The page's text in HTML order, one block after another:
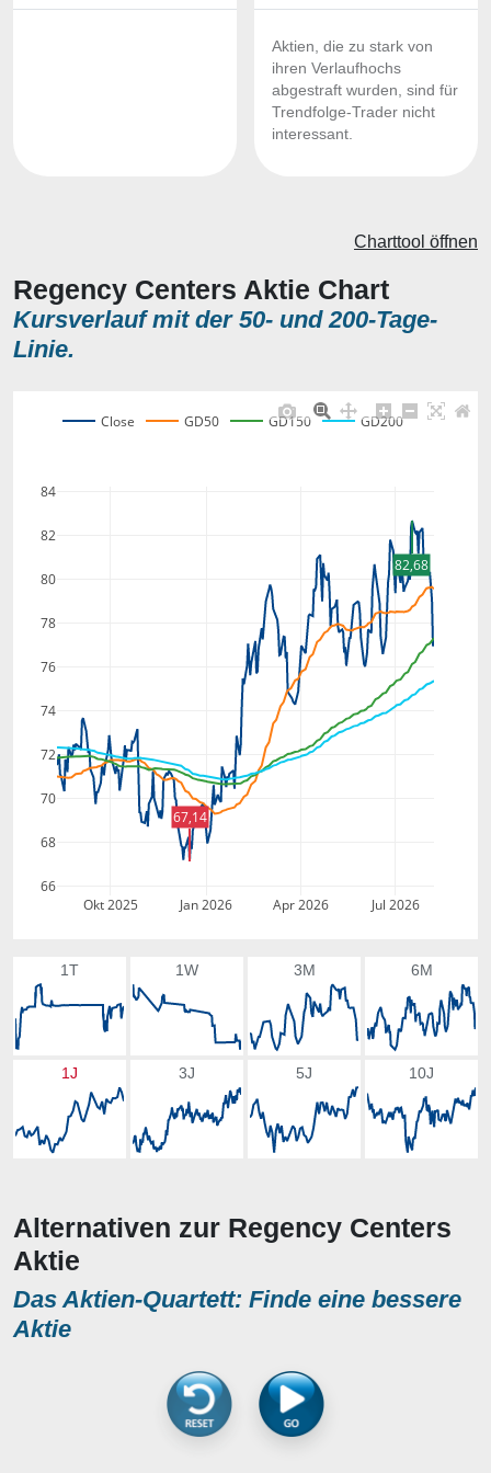
Aktien, die zu stark von
ihren Verlaufhochs
abgestraft wurden, sind für
Trendfolge-Trader nicht
interessant.
Regency Centers Aktie Chart
Kursverlauf mit der 50- und 200-Tage-
Linie.
Charttool öffnen
Okt 2025 Jan 2026 Apr 2026 Jul 2026
66
68
70
72
74
76
78
80
82
84
Close GD50 GD150 GD200
82,68
67,14
1T 1W 3M 6M
1J 3J 5J 10J
Alternativen zur Regency Centers
Aktie
Das Aktien-Quartett: Finde eine bessere
Aktie